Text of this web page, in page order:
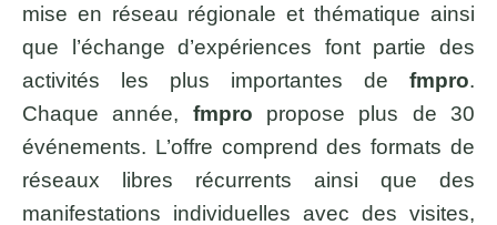
mise en réseau régionale et thématique ainsi
que l’échange d’expériences font partie des
activités les plus importantes de fmpro.
Chaque année, fmpro propose plus de 30
événements. L’offre comprend des formats de
réseaux libres récurrents ainsi que des
manifestations individuelles avec des visites,